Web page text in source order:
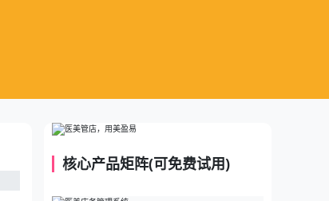
核心产品矩阵(可免费试用)